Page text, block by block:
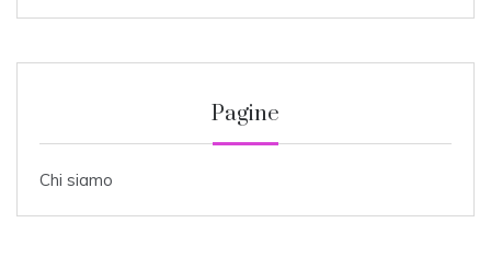
Pagine
Chi siamo